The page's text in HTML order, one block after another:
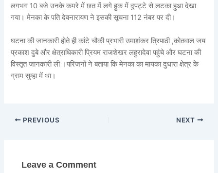
लगभग 10 बजे उनके कमरे में छत में लगे हुक में दुपट्टे से लटका हुआ देखा
गया। मेनका के पति देवनारायण ने इसकी सूचना 112 नंबर पर दी।
घटना की जानकारी होते ही कांटे चौकी प्रभारी उमाशंकर त्रिपाठी ,कोतवाल जय
प्रकाश दुबे और क्षेत्राधिकारी प्रियम राजशेखर लहुरादेवा पहुंचे और घटना की
विस्तृत जानकारी ली ।परिजनों ने बताया कि मेनका का मायका दुधारा क्षेत्र के
ग्राम सुम्हा में था।
PREVIOUS NEXT
Leave a Comment